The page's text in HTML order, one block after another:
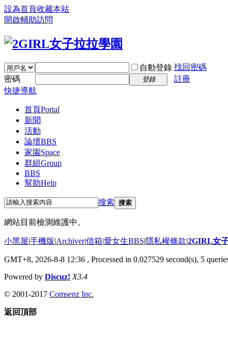
設為首頁收藏本站
開啟輔助訪問
自動登錄 找回密碼
密碼
登錄
註冊
快捷導航
首頁Portal
新聞
活動
論壇BBS
家園 Space
群組Group
BBS
幫助Help
搜索 搜索
網站目前檢測維護中。
小黑屋|手機版|Archiver|信箱|愛女生BBS|隱私權條款|2GIRL女
GMT+8, 2026-8-8 12:36 , Processed in 0.027529 second(s), 5
Powered by Discuz! X3.4
© 2001-2017 Comsenz Inc.
返回頂部